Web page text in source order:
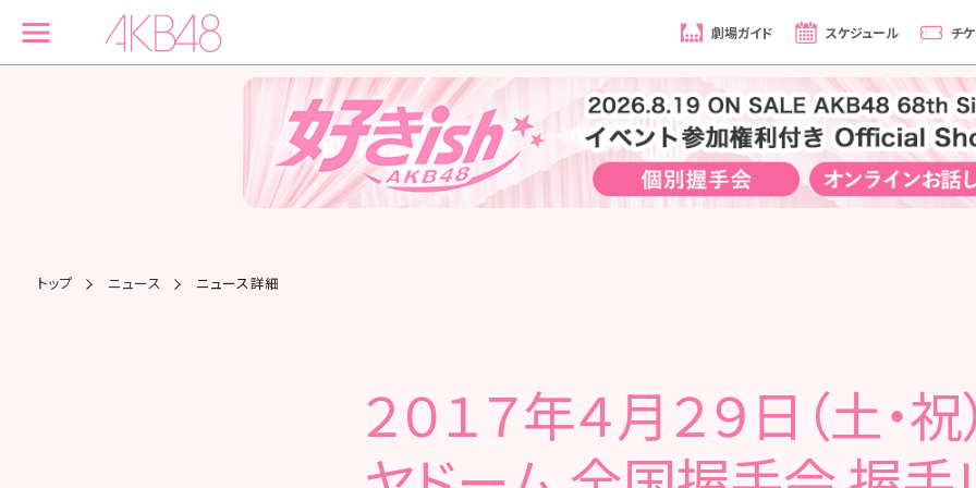
劇場ガイド スケジュール チ
トップ ニュース ニュース詳細
２０１７年４月２９日（土・